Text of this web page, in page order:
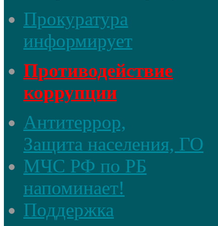
Прокуратура
информирует
Противодействие
коррупции
Антитеррор,
Защита населения, ГО
МЧС РФ по РБ
напоминает!
Поддержка